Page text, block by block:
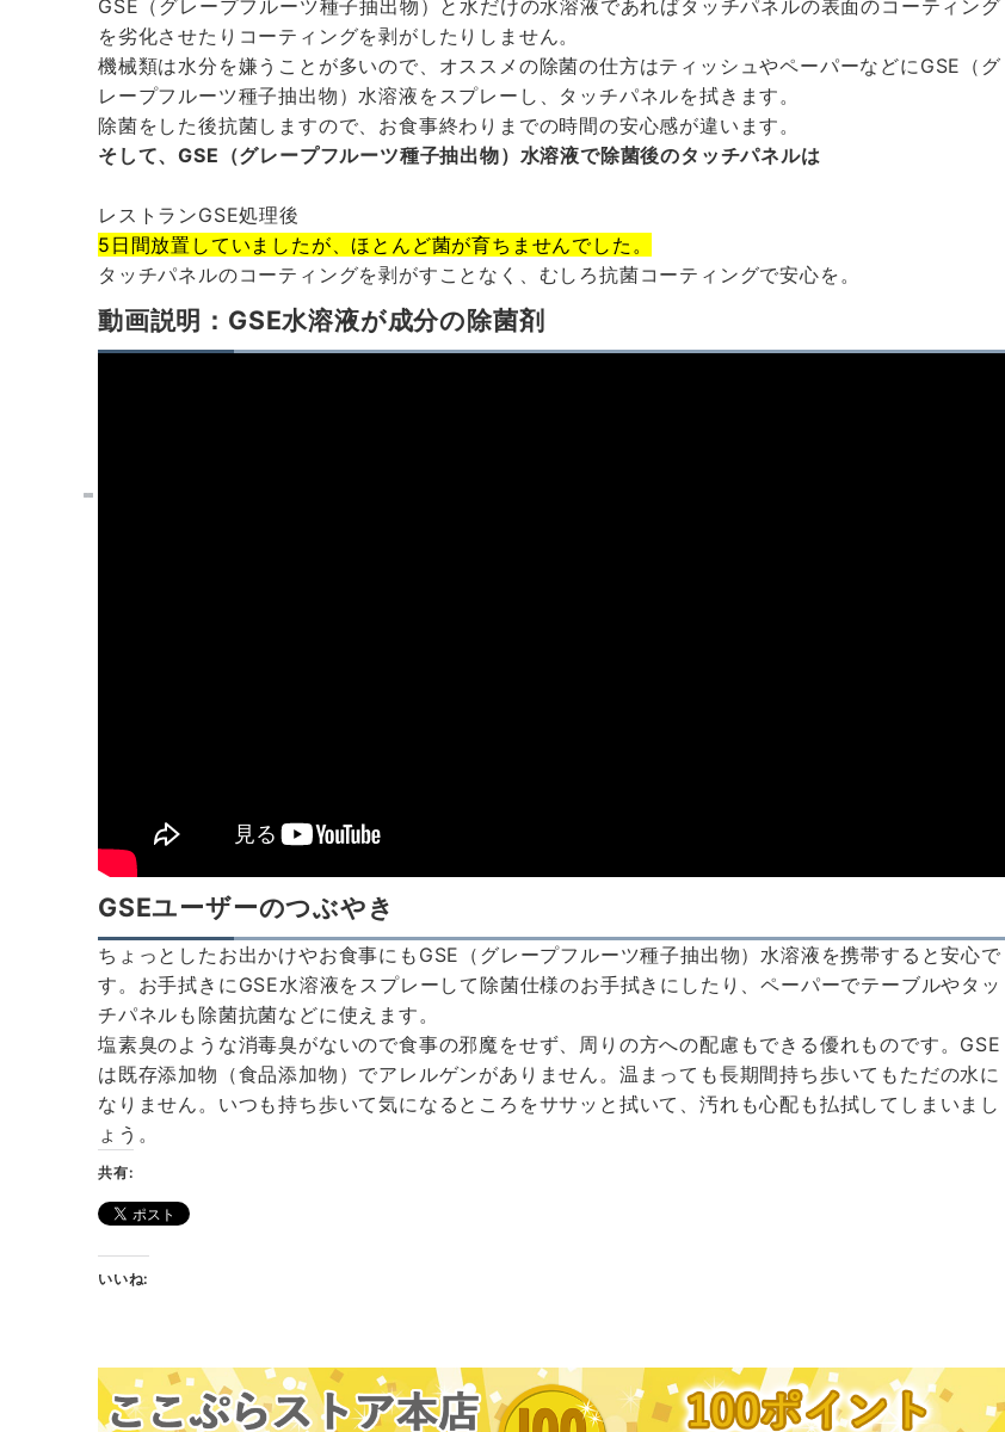
GSE（グレープフルーツ種子抽出物）と水だけの水溶液であればタッチパネルの表面のコーティング
を劣化させたりコーティングを剥がしたりしません。
機械類は水分を嫌うことが多いので、オススメの除菌の仕方はティッシュやペーパーなどにGSE（グ
レープフルーツ種子抽出物）水溶液をスプレーし、タッチパネルを拭きます。
除菌をした後抗菌しますので、お食事終わりまでの時間の安心感が違います。
そして、GSE（グレープフルーツ種子抽出物）水溶液で除菌後のタッチパネルは
レストランGSE処理後
5日間放置していましたが、ほとんど菌が育ちませんでした。
タッチパネルのコーティングを剥がすことなく、むしろ抗菌コーティングで安心を。
動画説明：GSE水溶液が成分の除菌剤
GSEユーザーのつぶやき
ちょっとしたお出かけやお食事にもGSE（グレープフルーツ種子抽出物）水溶液を携帯すると安心で
す。お手拭きにGSE水溶液をスプレーして除菌仕様のお手拭きにしたり、ペーパーでテーブルやタッ
チパネルも除菌抗菌などに使えます。
塩素臭のような消毒臭がないので食事の邪魔をせず、周りの方への配慮もできる優れものです。GSE
は既存添加物（食品添加物）でアレルゲンがありません。温まっても長期間持ち歩いてもただの水に
なりません。いつも持ち歩いて気になるところをササッと拭いて、汚れも心配も払拭してしまいまし
ょう。
共有:
いいね: